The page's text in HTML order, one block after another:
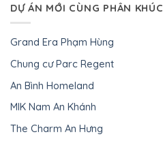
DỰ ÁN MỚI CÙNG PHÂN KHÚC
Grand Era Phạm Hùng
Chung cư Parc Regent
An Bình Homeland
MIK Nam An Khánh
The Charm An Hưng